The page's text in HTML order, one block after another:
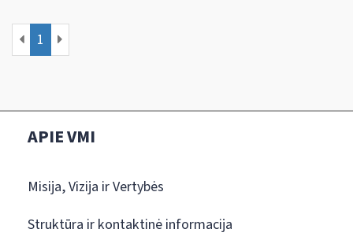
1
APIE VMI
Misija, Vizija ir Vertybės
Struktūra ir kontaktinė informacija